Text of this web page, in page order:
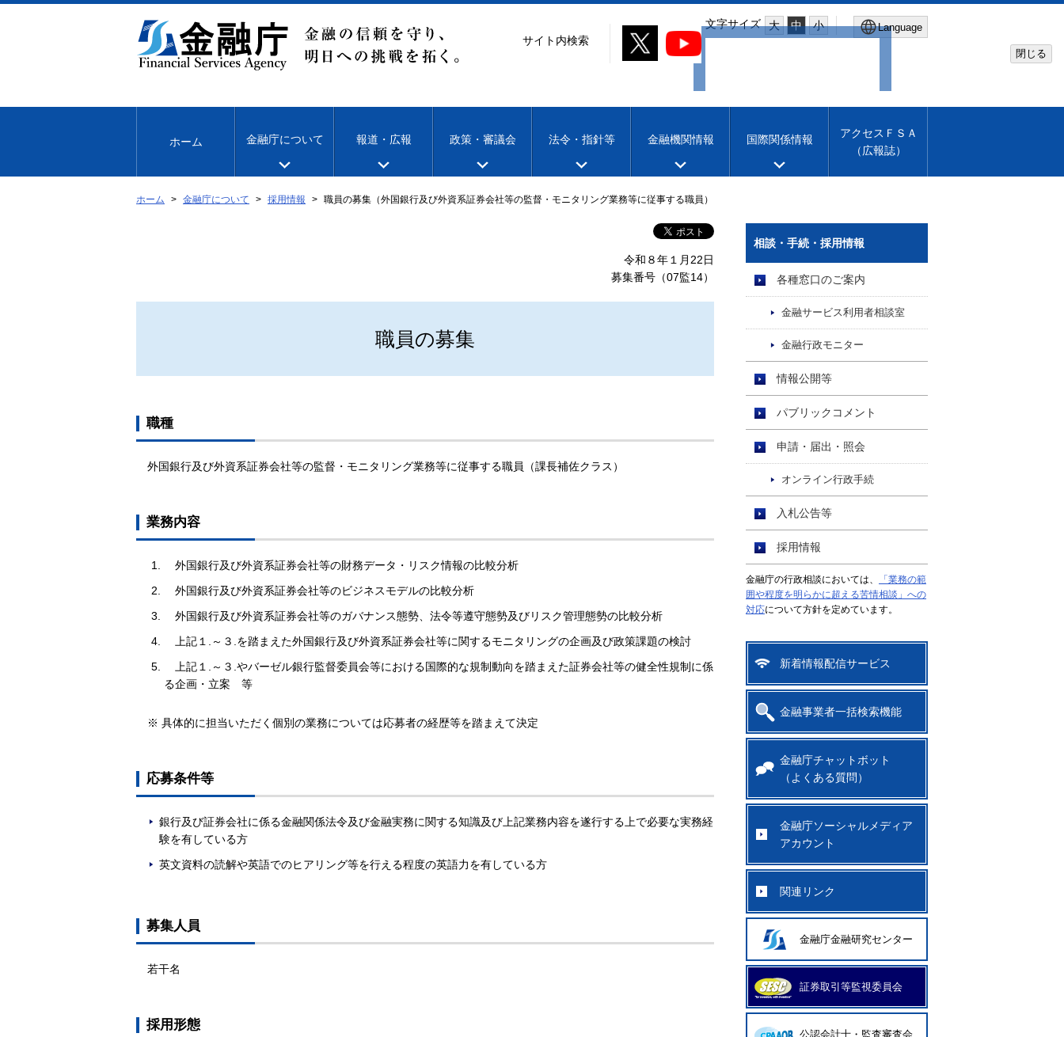
文
移
文字サイズ 大 中 小 Language
Machine translation
閉じる
サイト内検索
ホーム 金融庁について 報道・広報 政策・審議会 法令・指針等 金融機関情報 国際関係情報
アクセスＦＳＡ
（広報誌）
ホーム 金融庁について 採用情報 職員の募集（外国銀行及び外資系証券会社等の監督・モニタリング業務等に従事する職員）
令和８年１月22日
募集番号（07監14）
職員の募集
職種
外国銀行及び外資系証券会社等の監督・モニタリング業務等に従事する職員（課長補佐クラス）
業務内容
外国銀行及び外資系証券会社等の財務データ・リスク情報の比較分析
外国銀行及び外資系証券会社等のビジネスモデルの比較分析
外国銀行及び外資系証券会社等のガバナンス態勢、法令等遵守態勢及びリスク管理態勢の比較分析
上記１.～３.を踏まえた外国銀行及び外資系証券会社等に関するモニタリングの企画及び政策課題の検討
上記１.～３.やバーゼル銀行監督委員会等における国際的な規制動向を踏まえた証券会社等の健全性規制に係
る企画・立案 等
※ 具体的に担当いただく個別の業務については応募者の経歴等を踏まえて決定
応募条件等
銀行及び証券会社に係る金融関係法令及び金融実務に関する知識及び上記業務内容を遂行する上で必要な実務経
験を有している方
英文資料の読解や英語でのヒアリング等を行える程度の英語力を有している方
募集人員
若干名
採用形態
相談・手続・採用情報
各種窓口のご案内
金融サービス利用者相談室
金融行政モニター
情報公開等
パブリックコメント
申請・届出・照会
オンライン行政手続
入札公告等
採用情報
金融庁の行政相談においては、
「業務の範
囲や程度を明らかに超える苦情相談」への
対応について方針を定めています。
新着情報配信サービス
金融事業者一括検索機能
金融庁チャットボット
（よくある質問）
金融庁ソーシャルメディア
アカウント
関連リンク
金融庁金融研究センター
証券取引等監視委員会
公認会計士・監査審査会